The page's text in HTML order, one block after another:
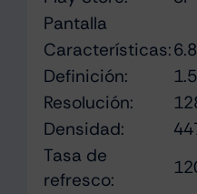
Pantalla
Características:
Definición:
Resolución:
Densidad:
Tasa de
refresco: